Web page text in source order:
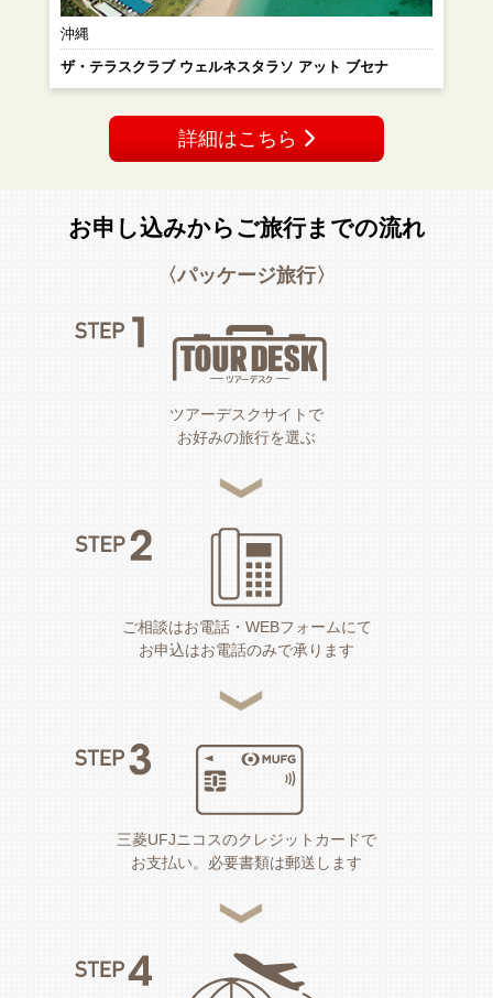
沖縄
ザ・テラスクラブ ウェルネスタラソ アット ブセナ
詳細はこちら
お申し込みからご旅行までの流れ
〈パッケージ旅行〉
ツアーデスクサイトで
お好みの旅行を選ぶ
ご相談はお電話・WEBフォームにて
お申込はお電話のみで承ります
三菱UFJニコスのクレジットカードで
お支払い。必要書類は郵送します